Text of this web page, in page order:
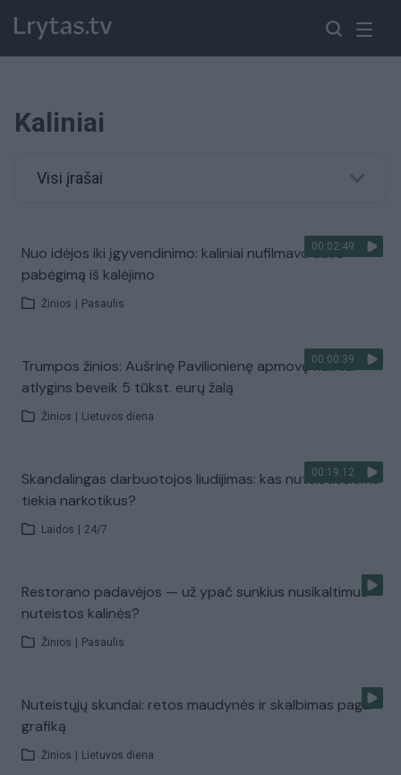
Kaliniai
Visi įrašai
00:02:49
Nuo idėjos iki įgyvendinimo: kaliniai nufilmavo savo
pabėgimą iš kalėjimo
Žinios Pasaulis
00:00:39
Trumpos žinios: Aušrinę Pavilionienę apmovę kaliniai
atlygins beveik 5 tūkst. eurų žalą
Žinios Lietuvos diena
00:19:12
Skandalingas darbuotojos liudijimas: kas nuteistiesiems
tiekia narkotikus?
Laidos 24/7
Restorano padavėjos — už ypač sunkius nusikaltimus
nuteistos kalinės?
Žinios Pasaulis
Nuteistųjų skundai: retos maudynės ir skalbimas pagal
grafiką
Žinios Lietuvos diena